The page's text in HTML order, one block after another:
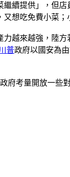
續提供」，但
想吃免費小菜
越來越強，陸
普政府以國安為
府考量開放一